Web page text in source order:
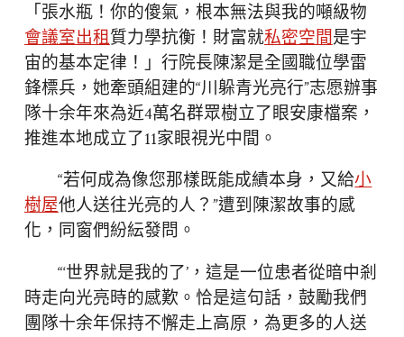
「張水瓶！你的傻氣，根本無法與我的噸級物
會議室出租質力學抗衡！財富就私密空間是宇
宙的基本定律！」行院長陳潔是全國職位學雷
鋒標兵，她牽頭組建的“川躲青光亮行”志愿辦事
隊十余年來為近4萬名群眾樹立了眼安康檔案，
推進本地成立了11家眼視光中間。
“若何成為像您那樣既能成績本身，又給小
樹屋他人送往光亮的人？”遭到陳潔故事的感
化，同窗們紛紜發問。
“‘世界就是我的了’，這是一位患者從暗中剎
時走向光亮時的感歎。恰是這句話，鼓勵我們
團隊十余年保持不懈走上高原，為更多的人送